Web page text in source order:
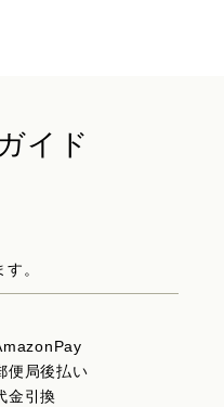
イド
。
便局後払い
金引換